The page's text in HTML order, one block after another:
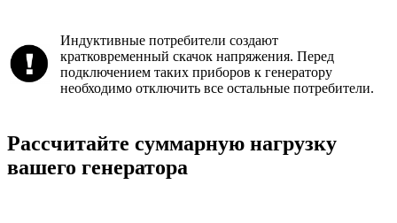
Индуктивные потребители создают
кратковременный скачок напряжения. Перед
подключением таких приборов к генератору
необходимо отключить все остальные потребители.
Рассчитайте суммарную нагрузку
вашего генератора